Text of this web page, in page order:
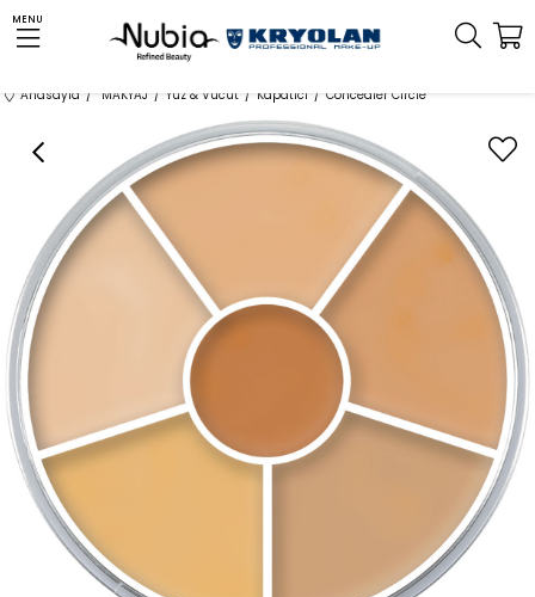
MENU
Anasayfa MAKYAJ Yüz & Vücut Kapatıcı Concealer Circle